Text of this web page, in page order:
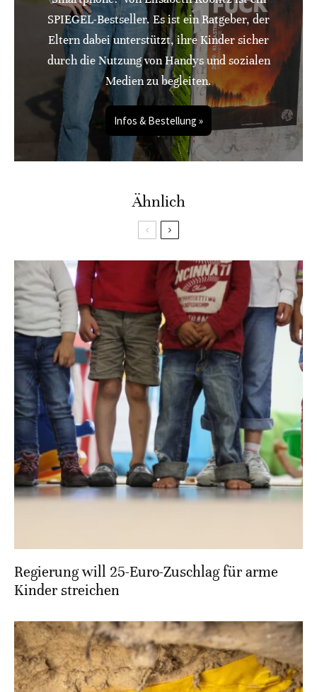
SPIEGEL-Bestseller. Es ist ein Ratgeber, der
Eltern dabei unterstützt, ihre Kinder sicher
durch die Nutzung von Handys und sozialen
Medien zu begleiten.
Infos & Bestellung »
Ähnlich
Regierung will 25-Euro-Zuschlag für arme
Kinder streichen